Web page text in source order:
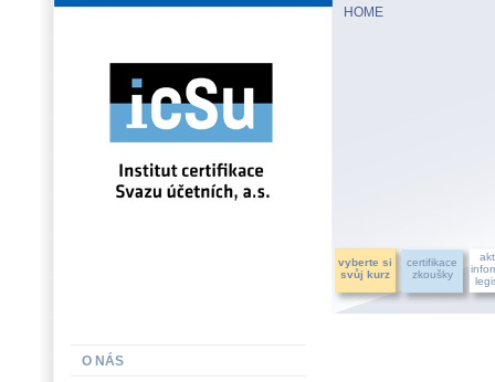
HOME
vyberte si
svůj kurz
certifikace
zkoušky
O NÁS